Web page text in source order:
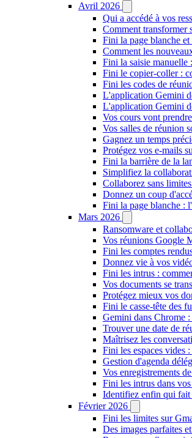
Avril 2026
Qui a accédé à vos
Comment transformer
Fini la page blanche
Comment les
Fini la saisie
Fini le copier-coller :
Fini les codes de
L'application Gemini
L'application Gemini
Vos cours vont
Vos salles de réunion
Gagnez un temps
Protégez vos e-mails
Fini la barrière de la
Simplifiez la
Collaborez sans
Donnez un coup
Fini la page blanche :
Mars 2026
Ransomware et
Vos réunions Google
Fini les comptes
Donnez vie à vos
Fini les intrus :
Vos documents se
Protégez mieux vos
Fini le casse-tête des
Gemini dans Chrome
Trouver une date de
Maîtrisez les
Fini les espaces vides
Gestion d'agenda
Vos enregistrements
Fini les intrus dans
Identifiez enfin qui fait
Février 2026
Fini les limites sur
Des images parfaites